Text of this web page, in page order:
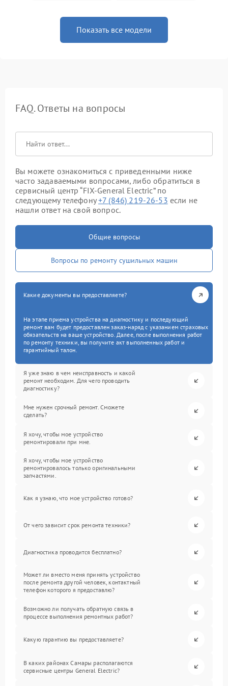
Показать все модели
FAQ. Ответы на вопросы
Вы можете ознакомиться с приведенными ниже
часто задаваемыми вопросами, либо обратиться в
сервисный центр “FIX-General Electric” по
следующему телефону+7 (846) 219-26-53 если не
нашли ответ на свой вопрос.
Общие вопросы
Вопросы по ремонту сушильных машин
Какие документы вы предоставляете?
На этапе приема устройства на диагностику и последующий
ремонт вам будет предоставлен заказ-наряд с указанием страховых
обязательств на ваше устройство. Далее, после выполнения работ
по ремонту техники, вы получите акт выполненных работ и
гарантийный талон.
Я уже знаю в чем неисправность и какой
ремонт необходим. Для чего проводить
диагностику?
Мне нужен срочный ремонт. Сможете
сделать?
Я хочу, чтобы мое устройство
ремонтировали при мне.
Я хочу, чтобы мое устройство
ремонтировалось только оригинальными
запчастями.
Как я узнаю, что мое устройство готово?
От чего зависит срок ремонта техники?
Диагностика проводится бесплатно?
Может ли вместо меня принять устройство
после ремонта другой человек, контактный
телефон которого я предоставлю?
Возможно ли получать обратную связь в
процессе выполнения ремонтных работ?
Какую гарантию вы предоставляете?
В каких районах Самары располагаются
сервисные центры General Electric?